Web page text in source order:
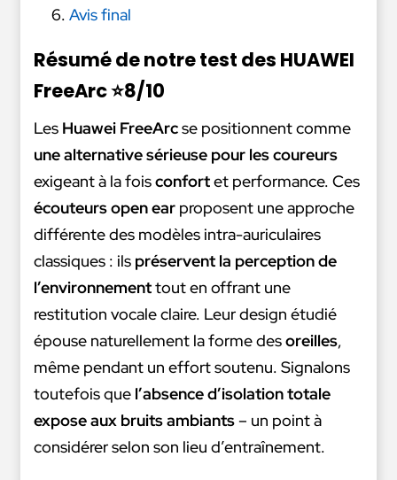
Avis final
Résumé de notre test des HUAWEI
FreeArc ⭐8/10
Les Huawei FreeArcse positionnent comme
une alternative sérieuse pour les coureurs
exigeant à la foisconfortet performance. Ces
écouteurs open ear proposent une approche
différente des modèles intra-auriculaires
classiques : ils préservent la perception de
l’environnementtout en offrant une
restitution vocale claire. Leur design étudié
épouse naturellement la forme desoreilles,
même pendant un effort soutenu. Signalons
toutefois que l’absence d’isolation totale
expose aux bruits ambiants– un point à
considérer selon son lieu d’entraînement.